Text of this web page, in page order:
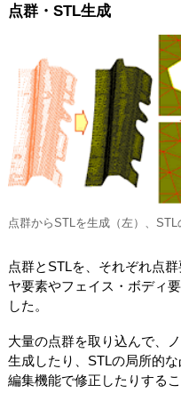
点群・STL生成
点群からSTLを生成（左）、STL
点群とSTLを、それぞれ点
ヤ要素やフェイス・ボディ
した。
大量の点群を取り込んで、
生成したり、STLの局所的
編集機能で修正したりするこ